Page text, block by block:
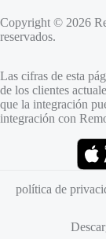
Copyright © 2026
reservados.
Las cifras de esta
de los clientes
que la integración
integración con
política de